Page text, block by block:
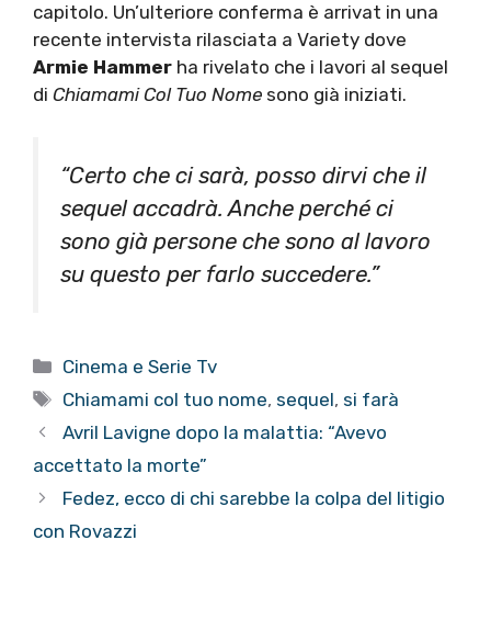
capitolo. Un’ulteriore conferma è arrivat in una
recente intervista rilasciata a Variety dove
Armie Hammer ha rivelato che i lavori al sequel
di Chiamami Col Tuo Nome sono già iniziati.
“Certo che ci sarà, posso dirvi che il
sequel accadrà. Anche perché ci
sono già persone che sono al lavoro
su questo per farlo succedere.”
Categorie
Cinema e Serie Tv
Tag
Chiamami col tuo nome, sequel, si farà
Avril Lavigne dopo la malattia: “Avevo
accettato la morte”
Fedez, ecco di chi sarebbe la colpa del litigio
con Rovazzi